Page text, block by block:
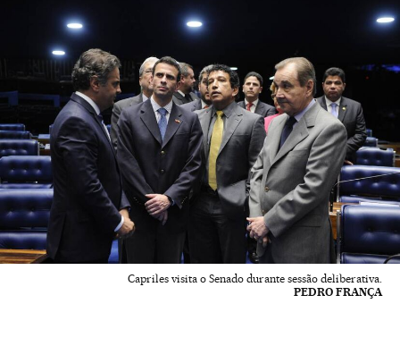
Capriles visita o Senado durante sessão deliberativa.
PEDRO FRANÇA